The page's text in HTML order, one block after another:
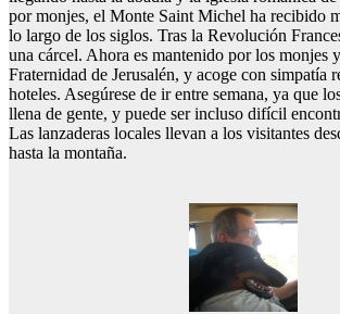
por monjes, el Monte Saint Michel ha recibido
lo largo de los siglos. Tras la Revolución
una cárcel. Ahora es mantenido por los monjes
Fraternidad de Jerusalén, y acoge con simpatía
hoteles. Asegúrese de ir entre semana, ya que
llena de gente, y puede ser incluso difícil
Las lanzaderas locales llevan a los visitantes
hasta la montaña.